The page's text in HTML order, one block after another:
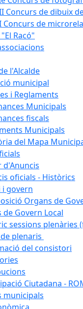
Concurs de dibuix
Concurs de
Racó"
l'Alcalde
municipal
i Reglaments
Municipals
fiscals
Municipals
del Mapa
d'Anuncis
oficials - Històrics
i govern
Organs de
de Govern Local
sessions plenàries
plenaris
del consistori
Ciutadana -
municipals